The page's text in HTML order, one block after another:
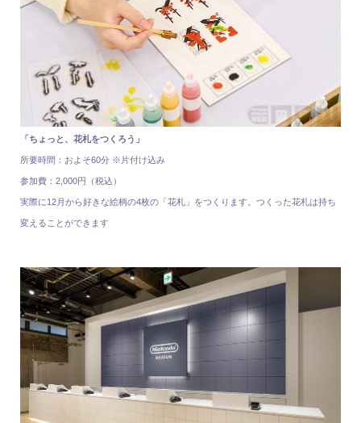
「ちょっと、花札をつくろう」
所要時間：およそ60分 ※片付け込み
参加費：2,000円（税込）
実際に12月から好きな絵柄の4枚の「花札」をつくります。つくった花札は持ち
変えることができます